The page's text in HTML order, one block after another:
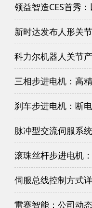
领益智造CES首秀
新时达发布人形关
科力尔机器人关节
三相步进电机：高
刹车步进电机：断
脉冲型交流伺服系
滚珠丝杆步进电机
伺服总线控制方式
雷赛智能：公司动